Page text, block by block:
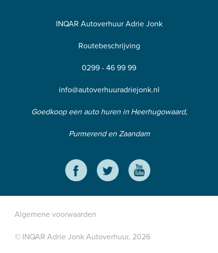
INQAR Autoverhuur Adrie Jonk
Routebeschrijving
0299 - 46 99 99
info@autoverhuuradriejonk.nl
Goedkoop een auto huren in Heerhugowaard,
Purmerend en Zaandam
Algemene voorwaarden
© INQAR Adrie Jonk Autoverhuur, 2026